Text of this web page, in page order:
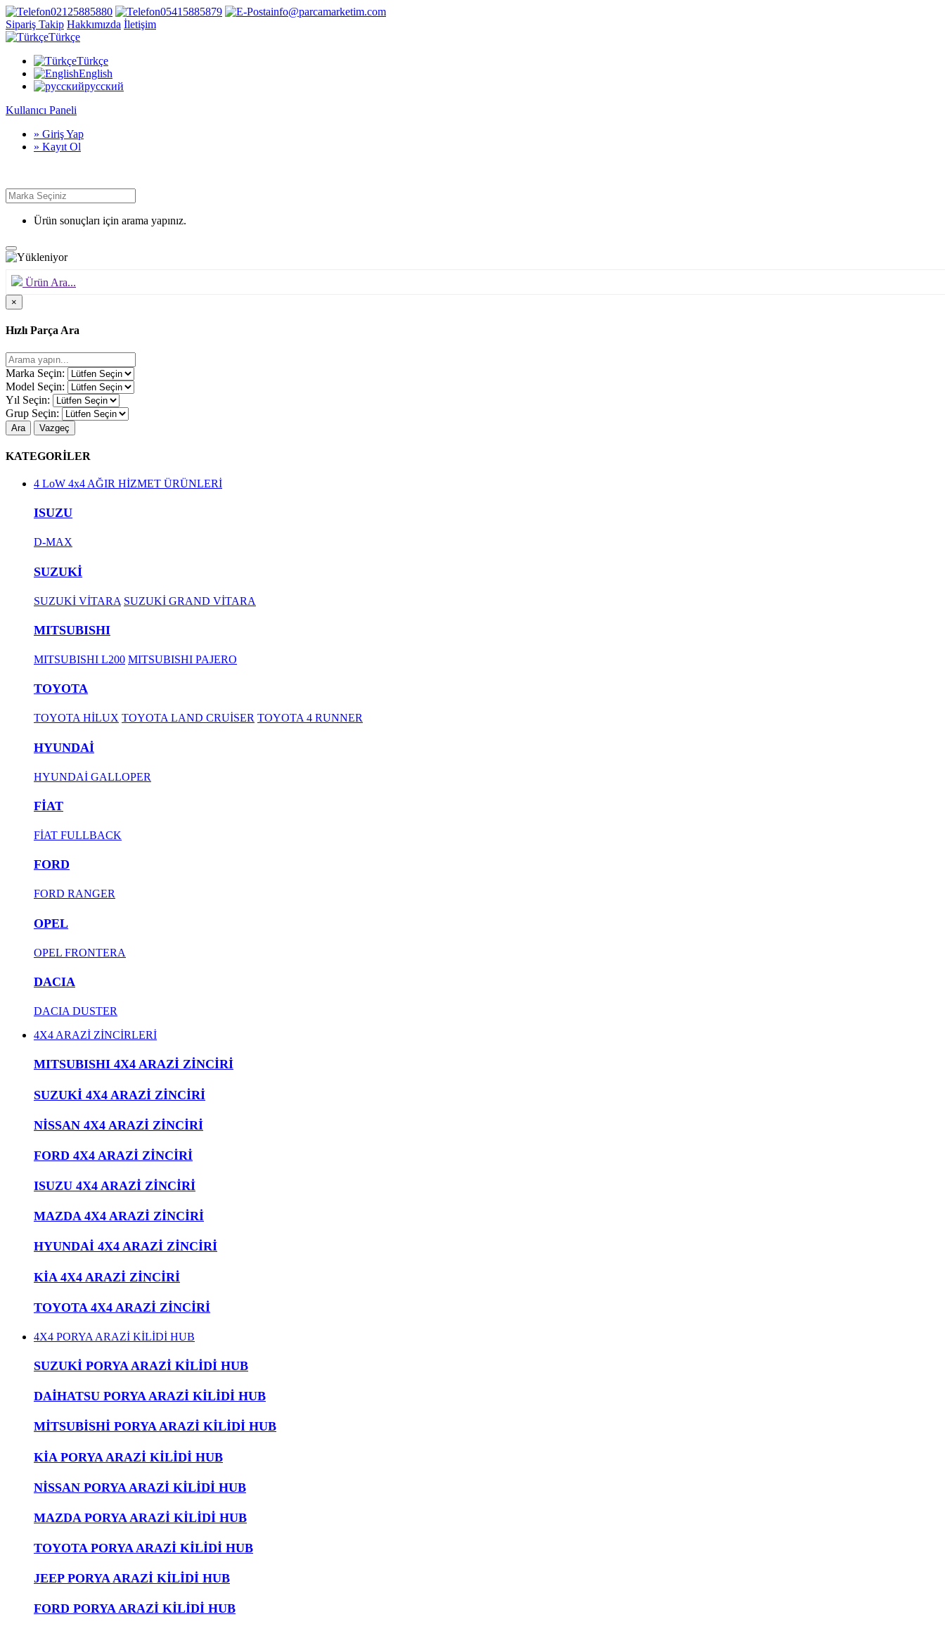
02125885880 05415885879
info@parcamarketim.com
Sipariş Takip Hakkımızda İletişim
Türkçe
Türkçe
English
русский
Kullanıcı Paneli
» Giriş Yap
» Kayıt Ol
Ürün sonuçları için arama yapınız.
Ürün Ara...
×
Hızlı Parça Ara
Marka Seçin:
Model Seçin:
Yıl Seçin:
Grup Seçin:
Ara Vazgeç
KATEGORİLER
4 LoW 4x4 AĞIR HİZMET ÜRÜNLERİ
ISUZU
D-MAX
SUZUKİ
SUZUKİ VİTARA SUZUKİ GRAND VİTARA
MITSUBISHI
MITSUBISHI L200 MITSUBISHI PAJERO
TOYOTA
TOYOTA HİLUX TOYOTA LAND CRUİSER TOYOTA 4 RUNNER
HYUNDAİ
HYUNDAİ GALLOPER
FİAT
FİAT FULLBACK
FORD
FORD RANGER
OPEL
OPEL FRONTERA
DACIA
DACIA DUSTER
4X4 ARAZİ ZİNCİRLERİ
MITSUBISHI 4X4 ARAZİ ZİNCİRİ
SUZUKİ 4X4 ARAZİ ZİNCİRİ
NİSSAN 4X4 ARAZİ ZİNCİRİ
FORD 4X4 ARAZİ ZİNCİRİ
ISUZU 4X4 ARAZİ ZİNCİRİ
MAZDA 4X4 ARAZİ ZİNCİRİ
HYUNDAİ 4X4 ARAZİ ZİNCİRİ
KİA 4X4 ARAZİ ZİNCİRİ
TOYOTA 4X4 ARAZİ ZİNCİRİ
4X4 PORYA ARAZİ KİLİDİ HUB
SUZUKİ PORYA ARAZİ KİLİDİ HUB
DAİHATSU PORYA ARAZİ KİLİDİ HUB
MİTSUBİSHİ PORYA ARAZİ KİLİDİ HUB
KİA PORYA ARAZİ KİLİDİ HUB
NİSSAN PORYA ARAZİ KİLİDİ HUB
MAZDA PORYA ARAZİ KİLİDİ HUB
TOYOTA PORYA ARAZİ KİLİDİ HUB
JEEP PORYA ARAZİ KİLİDİ HUB
FORD PORYA ARAZİ KİLİDİ HUB